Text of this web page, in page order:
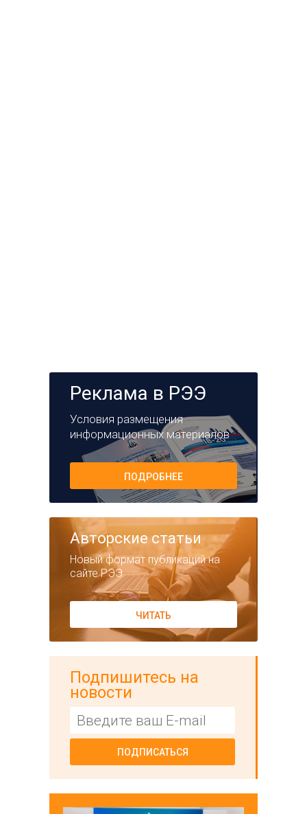
Реклама в РЭЭ
Условия размещения
информационных материалов
ПОДРОБНЕЕ
Авторские статьи
Новый формат публикаций на
сайте РЭЭ
ЧИТАТЬ
Подпишитесь на
новости
ПОДПИСАТЬСЯ